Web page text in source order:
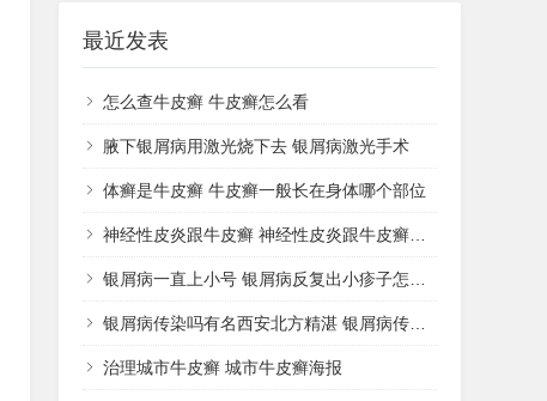
最近发表
怎么查牛皮癣 牛皮癣怎么看
腋下银屑病用激光烧下去 银屑病激光手术
体癣是牛皮癣 牛皮癣一般长在身体哪个部位
神经性皮炎跟牛皮癣 神经性皮炎跟牛皮癣哪个好治
银屑病一直上小号 银屑病反复出小疹子怎么办好
银屑病传染吗有名西安北方精湛 银屑病传播途径
治理城市牛皮癣 城市牛皮癣海报